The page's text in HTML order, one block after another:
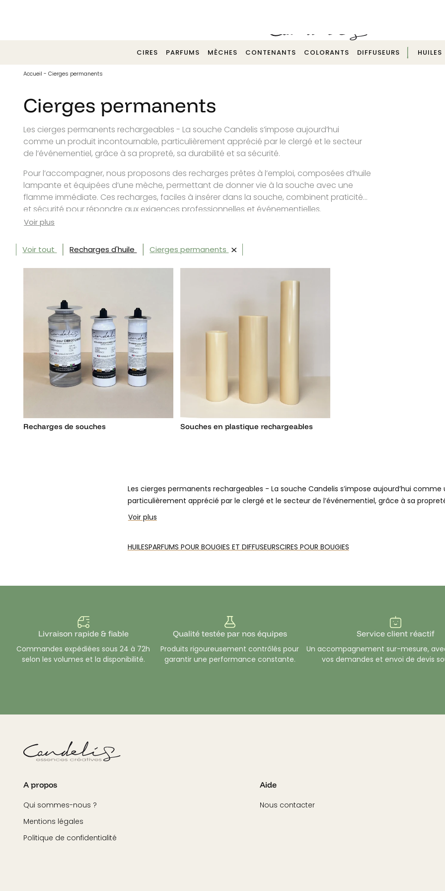
CIRES PARFUMS MÈCHES CONTENANTS COLORANTS DIFFUSEURS HUILES
Accueil - Cierges permanents
Cierges permanents
Les cierges permanents rechargeables - La souche Candelis s’impose aujourd’hui
comme un produit incontournable, particulièrement apprécié par le clergé et le secteur
de l’événementiel, grâce à sa propreté, sa durabilité et sa sécurité.
Pour l’accompagner, nous proposons des recharges prêtes à l’emploi, composées d’huile
lampante et équipées d’une mèche, permettant de donner vie à la souche avec une
flamme immédiate. Ces recharges, faciles à insérer dans la souche, combinent praticité
et sécurité pour répondre aux exigences professionnelles et événementielles.
Voir plus
Voir tout Recharges d'huile Cierges permanents
Recharges de souches Souches en plastique rechargeables
Les cierges permanents rechargeables - La souche Candelis s’impose aujourd’hui
particulièrement apprécié par le clergé et le secteur de l’événementiel, grâce à sa
sécurité.
mèche, permettant de donner vie à la souche avec une flamme immédiate. Ces
Voir plus
HUILESPARFUMS POUR BOUGIES ET DIFFUSEURSCIRES POUR BOUGIES
Livraison rapide & fiable
Commandes expédiées sous 24 à 72h
selon les volumes et la disponibilité.
Qualité testée par nos équipes
Produits rigoureusement contrôlés pour
garantir une performance constante.
Service client réactif
Un accompagnement sur-mesure,
vos demandes et envoi de devis
A propos
Qui sommes-nous ?
Mentions légales
Politique de confidentialité
Aide
Nous contacter